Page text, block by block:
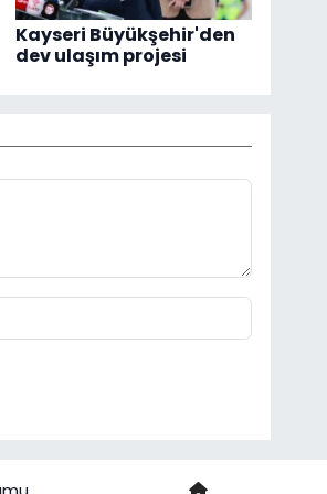
Kayseri Büyükşehir'den
dev ulaşım projesi